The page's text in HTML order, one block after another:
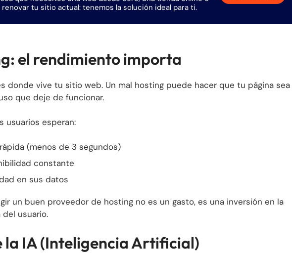
renovar tu sitio actual: tenemos la solución ideal para ti.
el rendimiento importa
donde vive tu sitio web. Un mal hosting puede hacer que tu página sea
que deje de funcionar.
usuarios esperan:
(menos de 3 segundos)
constante
en sus datos
un buen proveedor de hosting no es un gasto, es una inversión en la
usuario.
la IA (Inteligencia Artificial)